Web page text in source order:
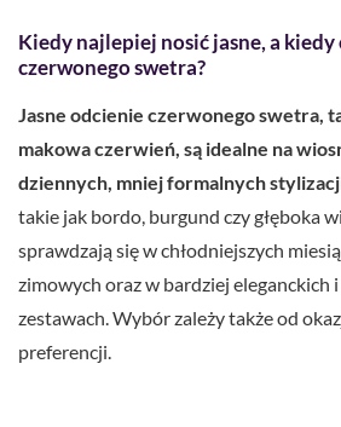
Kiedy najlepiej nosić jasne, a
czerwonego swetra?
Jasne odcienie czerwonego swetra,
makowa czerwień, są idealne na
dziennych, mniej formalnych
takie jak bordo, burgund czy głęboka
sprawdzają się w chłodniejszych
zimowych oraz w bardziej eleganckich
zestawach. Wybór zależy także od
preferencji.